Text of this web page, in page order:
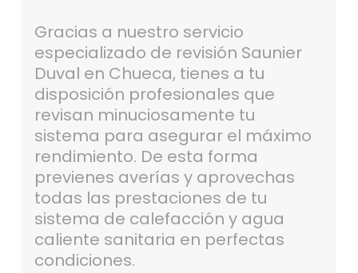
Gracias a nuestro servicio
especializado de revisión Saunier
Duval en Chueca, tienes a tu
disposición profesionales que
revisan minuciosamente tu
sistema para asegurar el máximo
rendimiento. De esta forma
previenes averías y aprovechas
todas las prestaciones de tu
sistema de calefacción y agua
caliente sanitaria en perfectas
condiciones.